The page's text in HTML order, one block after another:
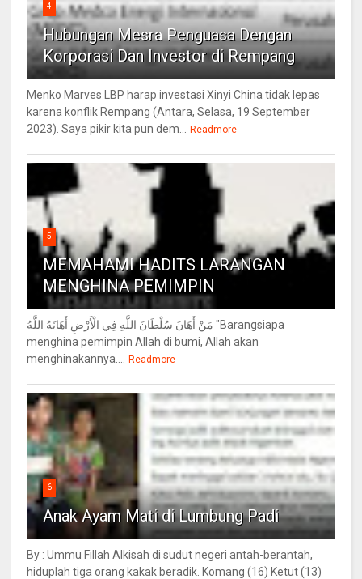
4
Hubungan Mesra Penguasa Dengan
Korporasi Dan Investor di Rempang
Menko Marves LBP harap investasi Xinyi China tidak lepas
karena konflik Rempang (Antara, Selasa, 19 September
2023). Saya pikir kita pun dem...
Readmore
5
MEMAHAMI HADITS LARANGAN
MENGHINA PEMIMPIN
مَنْ أَهَانَ سُلْطَانَ اللَّهِ فِي الْأَرْضِ أَهَانَهُ اللَّهُ "Barangsiapa
menghina pemimpin Allah di bumi, Allah akan
menghinakannya....
Readmore
6
Anak Ayam Mati di Lumbung Padi
By : Ummu Fillah Alkisah di sudut negeri antah-berantah,
hiduplah tiga orang kakak beradik. Komang (16) Ketut (13)